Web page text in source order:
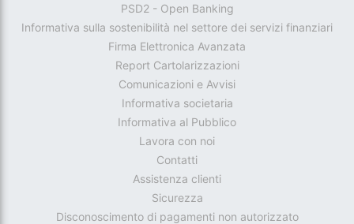
PSD2 - Open Banking
Informativa sulla sostenibilità nel settore dei servizi finanziari
Firma Elettronica Avanzata
Report Cartolarizzazioni
Comunicazioni e Avvisi
Informativa societaria
Informativa al Pubblico
Lavora con noi
Contatti
Assistenza clienti
Sicurezza
Disconoscimento di pagamenti non autorizzato